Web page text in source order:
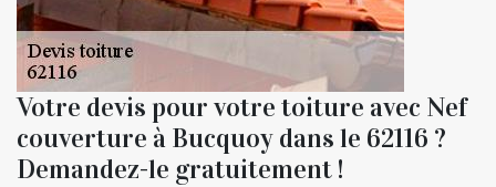
Votre devis pour votre toiture avec Nef
couverture à Bucquoy dans le 62116 ?
Demandez-le gratuitement !